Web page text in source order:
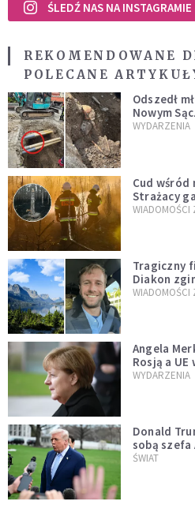
ŚLEDŹ NAS NA INSTAGRAMIE
REKOMENDOWANE
POLECANE
Odszedł
Nowym
mężczyzny
WYDARZENIA
Cud
Strażacy
WIADOMOŚCI
Tragiczny
Diakon
WIADOMOŚCI
Angela
Rosją a
WYDARZENIA
Donald
sobą szefa
Muska
ŚWIAT